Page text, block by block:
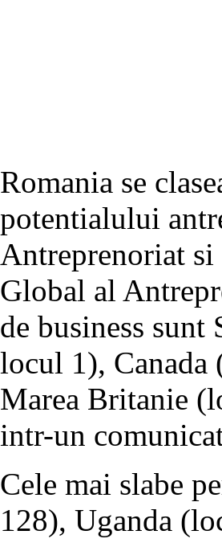
Romania se
potentialului
Antreprenoriat
Global al
de business
locul 1),
Marea Britanie
intr-un
Cele mai slabe
128), Uganda